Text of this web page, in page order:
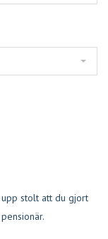
upp stolt att du gjort